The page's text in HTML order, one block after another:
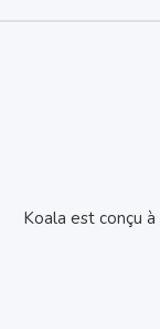
Koala est conçu